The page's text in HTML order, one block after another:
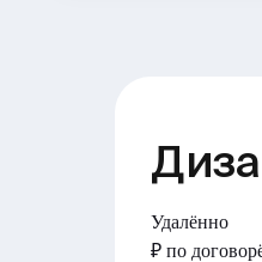
Удалённо
₽ по